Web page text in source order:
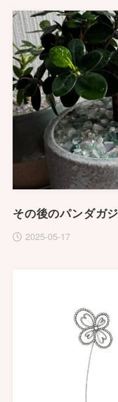
その後のパンダガ
2025-05-17